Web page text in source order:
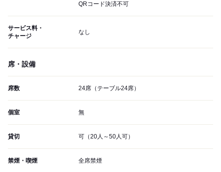
QRコード決済不可
サービス料・
チャージ
なし
席・設備
席数 24席（テーブル24席）
個室 無
貸切 可（20人～50人可）
禁煙・喫煙 全席禁煙